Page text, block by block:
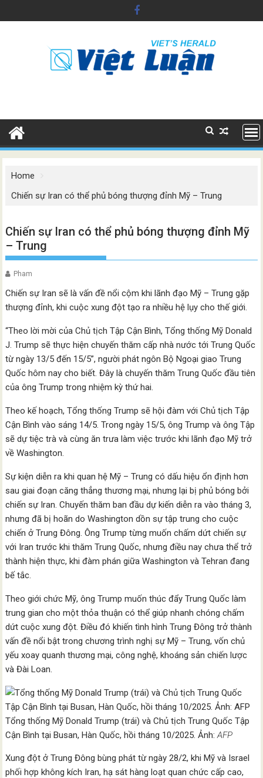
to
Home
Chiến sự Iran có thể phủ bóng thượng đỉnh Mỹ – Trung
Chiến sự Iran có thể phủ bóng thượng đỉnh Mỹ
– Trung
Pham
Chiến sự Iran sẽ là vấn đề nổi cộm khi lãnh đạo Mỹ – Trung gặp
thượng đỉnh, khi cuộc xung đột tạo ra nhiều hệ lụy cho thế giới.
“Theo lời mời của Chủ tịch Tập Cận Bình, Tổng thống Mỹ Donald
J. Trump sẽ thực hiện chuyến thăm cấp nhà nước tới Trung Quốc
từ ngày 13/5 đến 15/5”, người phát ngôn Bộ Ngoại giao Trung
Quốc hôm nay cho biết. Đây là chuyến thăm Trung Quốc đầu tiên
của ông Trump trong nhiệm kỳ thứ hai.
Theo kế hoạch, Tổng thống Trump sẽ hội đàm với Chủ tịch Tập
Cận Bình vào sáng 14/5. Trong ngày 15/5, ông Trump và ông Tập
sẽ dự tiệc trà và cùng ăn trưa làm việc trước khi lãnh đạo Mỹ trở
về Washington.
Sự kiện diễn ra khi quan hệ Mỹ – Trung có dấu hiệu ổn định hơn
sau giai đoạn căng thẳng thương mại, nhưng lại bị phủ bóng bởi
chiến sự Iran. Chuyến thăm ban đầu dự kiến diễn ra vào tháng 3,
nhưng đã bị hoãn do Washington dồn sự tập trung cho cuộc
chiến ở Trung Đông. Ông Trump từng muốn chấm dứt chiến sự
với Iran trước khi thăm Trung Quốc, nhưng điều nay chưa thể trở
thành hiện thực, khi đàm phán giữa Washington và Tehran đang
bế tắc.
Theo giới chức Mỹ, ông Trump muốn thúc đẩy Trung Quốc làm
trung gian cho một thỏa thuận có thể giúp nhanh chóng chấm
dứt cuộc xung đột. Điều đó khiến tình hình Trung Đông trở thành
vấn đề nổi bật trong chương trình nghị sự Mỹ – Trung, vốn chủ
yếu xoay quanh thương mại, công nghệ, khoáng sản chiến lược
và Đài Loan.
Tổng thống Mỹ Donald Trump (trái) và Chủ tịch Trung Quốc Tập
Cận Bình tại Busan, Hàn Quốc, hồi tháng 10/2025. Ảnh:AFP
Xung đột ở Trung Đông bùng phát từ ngày 28/2, khi Mỹ và Israel
phối hợp không kích Iran, hạ sát hàng loạt quan chức cấp cao,